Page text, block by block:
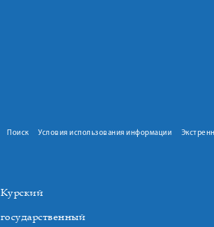
Поиск Условия использования информации
Курский
государственный